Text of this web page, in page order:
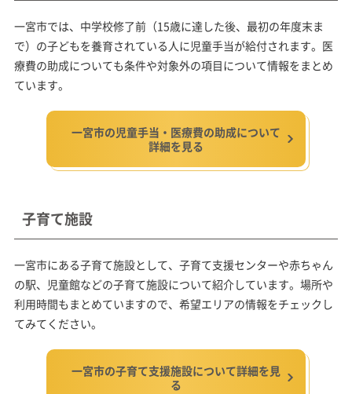
一宮市では、中学校修了前（15歳に達した後、最初の年度末ま
で）の子どもを養育されている人に児童手当が給付されます。医
療費の助成についても条件や対象外の項目について情報をまとめ
ています。
一宮市の児童手当・医療費の助成について
詳細を見る
子育て施設
一宮市にある子育て施設として、子育て支援センターや赤ちゃん
の駅、児童館などの子育て施設について紹介しています。場所や
利用時間もまとめていますので、希望エリアの情報をチェックし
てみてください。
一宮市の子育て支援施設について詳細を見
る